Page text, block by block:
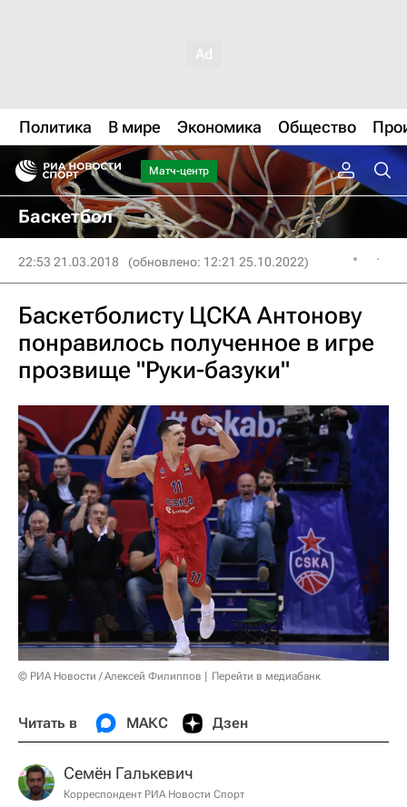
Политика В мире Экономика Общество
Матч-центр
Баскетбол
22:53 21.03.2018 (обновлено: 12:21 25.10.2022)
Баскетболисту ЦСКА Антонову
понравилось полученное в игре
прозвище "Руки-базуки"
© РИА Новости / Алексей Филиппов Перейти в медиабанк
Читать в МАКС Дзен
Семён Галькевич
Корреспондент РИА Новости Спорт